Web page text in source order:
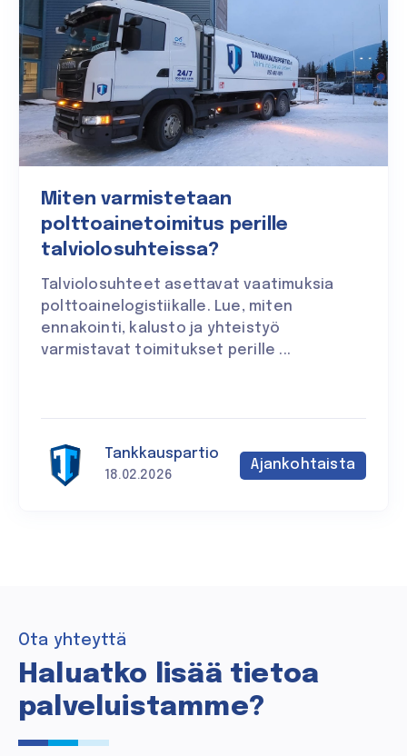
Miten varmistetaan
polttoainetoimitus perille
talviolosuhteissa?
Talviolosuhteet asettavat vaatimuksia
polttoainelogistiikalle. Lue, miten
ennakointi, kalusto ja yhteistyö
varmistavat toimitukset perille ...
Tankkauspartio
18.02.2026
Ajankohtaista
Ota yhteyttä
Haluatko lisää tietoa
palveluistamme?